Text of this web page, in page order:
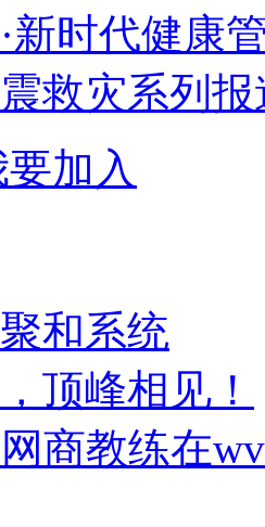
新时代健康
救灾系列
加入
和系统
顶峰相见！
商教练在